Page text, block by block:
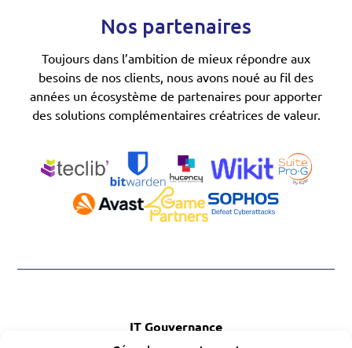
Nos partenaires
Toujours dans l’ambition de mieux répondre aux
besoins de nos clients, nous avons noué au fil des
années un écosystème de partenaires pour apporter
des solutions complémentaires créatrices de valeur.
IT Gouvernance